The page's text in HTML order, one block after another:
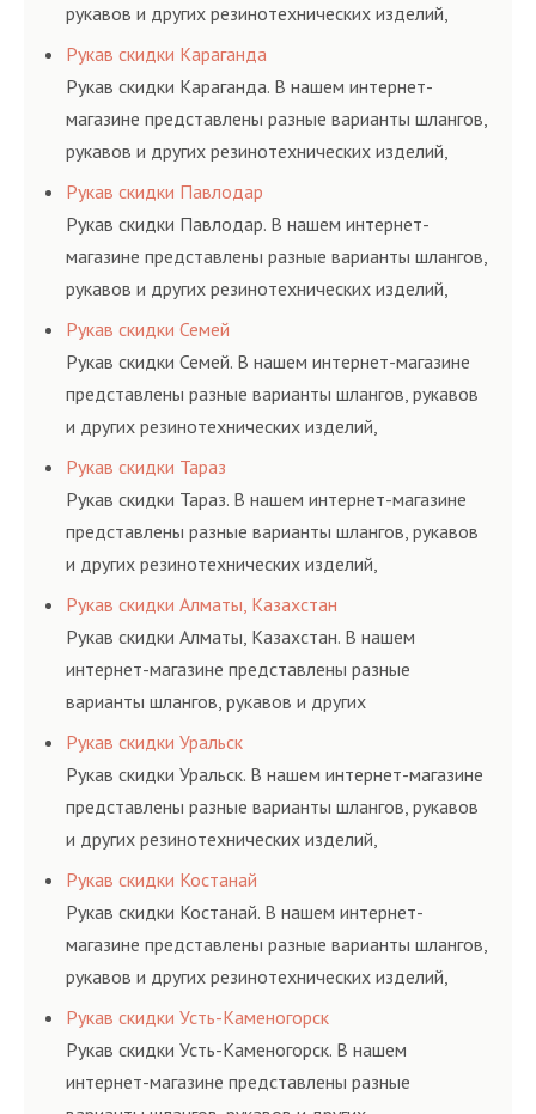
рукавов и других резинотехнических изделий,
соответствующих ГОСТам, техническим условиям
и нормативам.
Рукав скидки Караганда
Рукав скидки Караганда. В нашем интернет-
магазине представлены разные варианты шлангов,
рукавов и других резинотехнических изделий,
соответствующих ГОСТам, техническим условиям
и нормативам.
Рукав скидки Павлодар
Рукав скидки Павлодар. В нашем интернет-
магазине представлены разные варианты шлангов,
рукавов и других резинотехнических изделий,
соответствующих ГОСТам, техническим условиям
и нормативам.
Рукав скидки Семей
Рукав скидки Семей. В нашем интернет-магазине
представлены разные варианты шлангов, рукавов
и других резинотехнических изделий,
соответствующих ГОСТам, техническим условиям
и нормативам.
Рукав скидки Тараз
Рукав скидки Тараз. В нашем интернет-магазине
представлены разные варианты шлангов, рукавов
и других резинотехнических изделий,
соответствующих ГОСТам, техническим условиям
и нормативам.
Рукав скидки Алматы, Казахстан
Рукав скидки Алматы, Казахстан. В нашем
интернет-магазине представлены разные
варианты шлангов, рукавов и других
резинотехнических изделий, соответствующих
ГОСТам, техническим условиям и нормативам.
Рукав скидки Уральск
Рукав скидки Уральск. В нашем интернет-магазине
представлены разные варианты шлангов, рукавов
и других резинотехнических изделий,
соответствующих ГОСТам, техническим условиям
и нормативам.
Рукав скидки Костанай
Рукав скидки Костанай. В нашем интернет-
магазине представлены разные варианты шлангов,
рукавов и других резинотехнических изделий,
соответствующих ГОСТам, техническим условиям
и нормативам.
Рукав скидки Усть-Каменогорск
Рукав скидки Усть-Каменогорск. В нашем
интернет-магазине представлены разные